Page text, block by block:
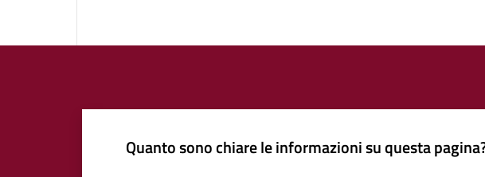
Quanto sono chiare le informazioni su questa